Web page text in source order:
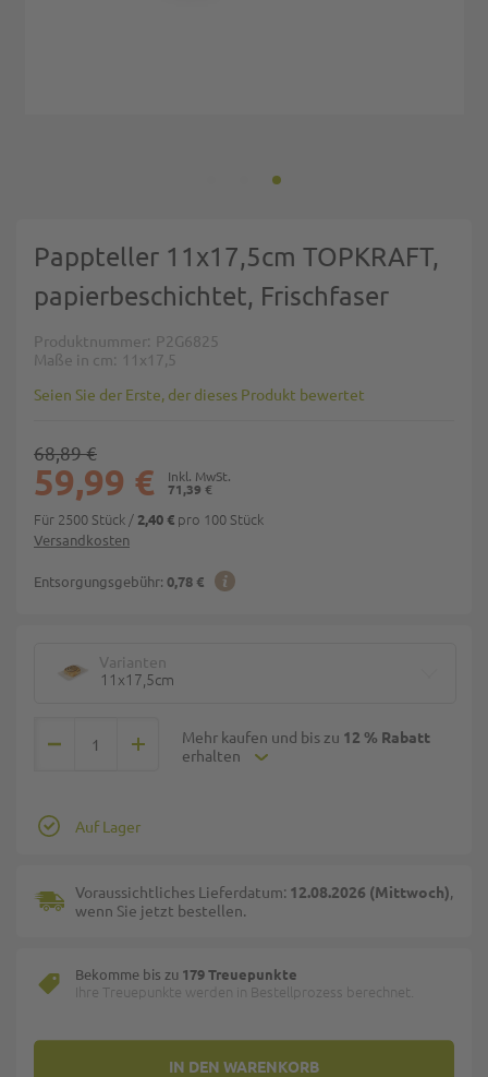
Pappteller 11x17,5cm TOPKRAFT,
papierbeschichtet, Frischfaser
Produktnummer P2G6825
Maße in cm
11x17,5
Seien Sie der Erste, der dieses Produkt bewertet
Versandkosten
Entsorgungsgebühr: 0,78 €
71,39 €
59,99 €
68,89 €
Für 2500 Stück / 2,40 € pro 100 Stück
Varianten
11x17,5cm
Mehr kaufen und bis zu 12 % Rabatt
erhalten
IN DEN WARENKORB
Auf Lager
Voraussichtliches Lieferdatum: 12.08.2026 (Mittwoch),
wenn Sie jetzt bestellen.
Bekomme bis zu 179 Treuepunkte
Ihre Treuepunkte werden in Bestellprozess berechnet.